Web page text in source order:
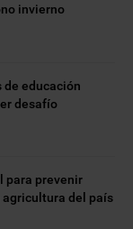
invierno
de educación
desafío
para prevenir
agricultura del país